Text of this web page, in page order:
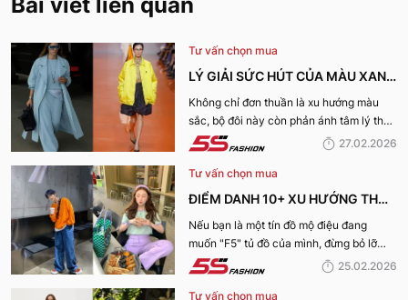
Tư vấn chọn mua
LÝ GIẢI SỨC HÚT CỦA MÀU XANH
DƯƠNG LẠNH VÀ VÀNG ACACIA
CHO XU HƯỚNG XUÂN HÈ 2026
Không chỉ đơn thuần là xu hướng màu
sắc, bộ đôi này còn phản ánh tâm lý thời
đại và nhu cầu thể hiện cá tính rõ nét
giải sức hút của màu Xanh dương lạnh và
vàng Acacia cho xu hướng Xuân Hè
27.02.2026
Tư vấn chọn mua
ĐIỂM DANH 10+ XU HƯỚNG THỜI
TRANG HOT NHẤT XUÂN HÈ
2026: SỰ TRỖI DẬY CỦA PHONG
CÁCH CÁ NHÂN
Nếu bạn là một tín đồ mộ điệu đang
muốn "F5" tủ đồ của mình, đừng bỏ lỡ
những gợi ý của 5S Fashion về những xu
25.02.2026
Tư vấn chọn mua